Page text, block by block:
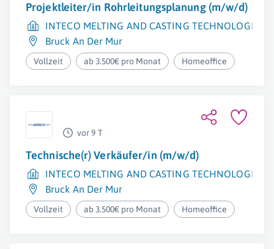
Projektleiter/in Rohrleitungsplanung (m/w/d)
INTECO MELTING AND CASTING TECHNOLOGIES
Bruck An Der Mur
Vollzeit ab 3.500€ pro Monat Homeoffice
vor 9 T
Technische(r) Verkäufer/in (m/w/d)
INTECO MELTING AND CASTING TECHNOLOGIES
Bruck An Der Mur
Vollzeit ab 3.500€ pro Monat Homeoffice